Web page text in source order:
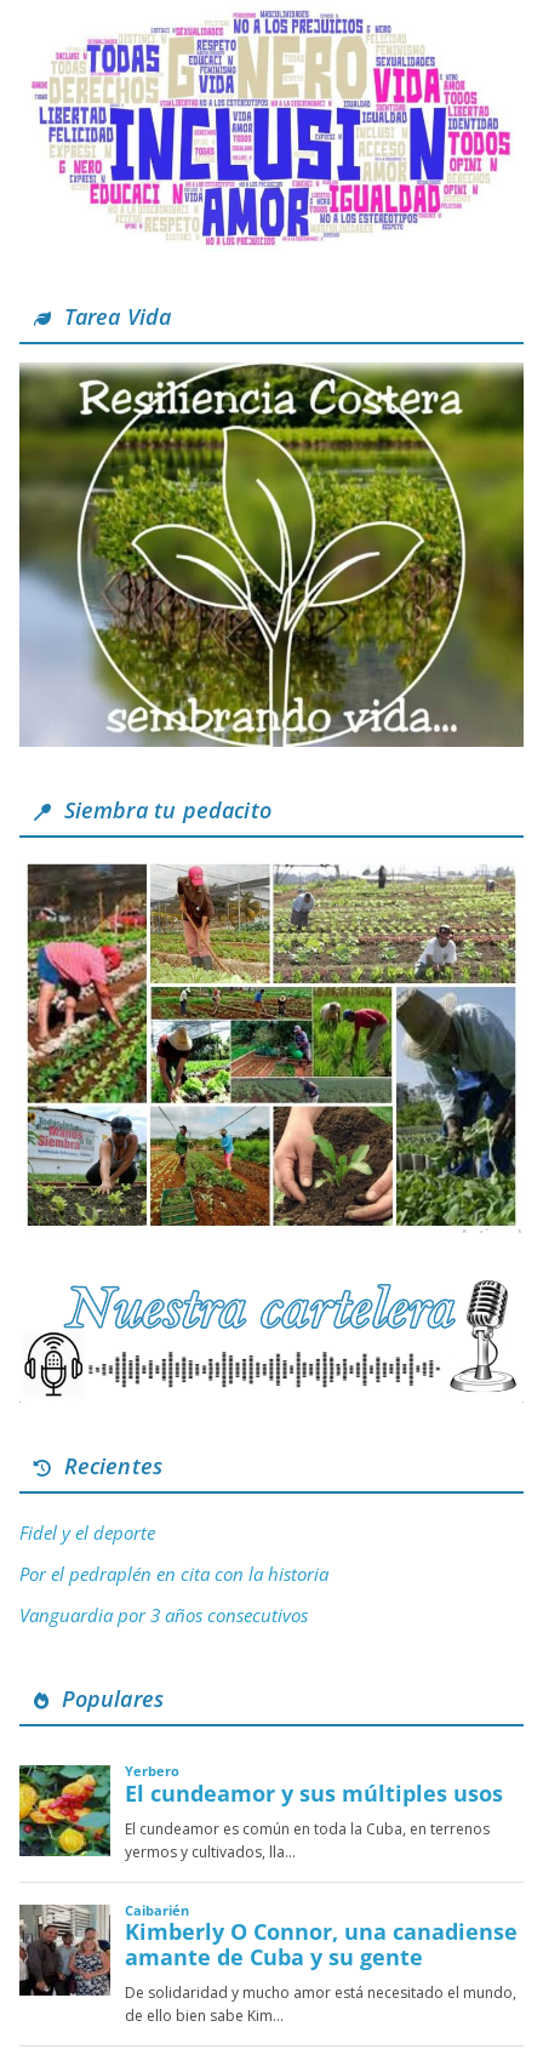
Tarea Vida
Siembra tu pedacito
Recientes
Fidel y el deporte
Por el pedraplén en cita con la historia
Vanguardia por 3 años consecutivos
Populares